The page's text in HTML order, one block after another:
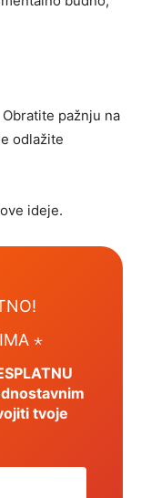
pažnju na
odlažite
ideje.
⋆
tvoje